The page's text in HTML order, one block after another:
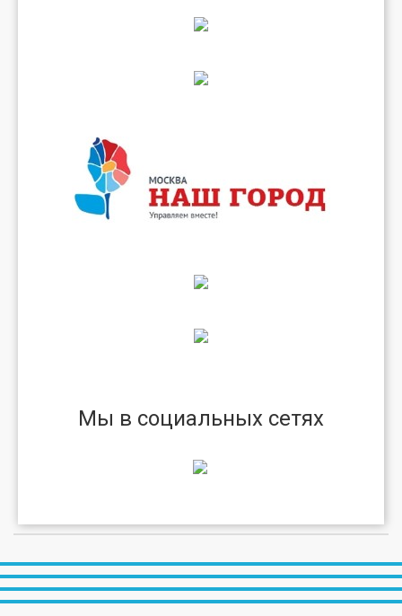
Мы в социальных сетях